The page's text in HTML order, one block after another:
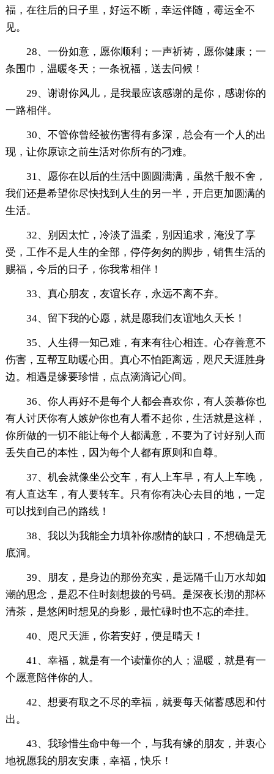
福，在往后的日子里，好运不断，幸运伴随，霉运全不
见。
28、一份如意，愿你顺利；一声祈祷，愿你健康；一
条围巾，温暖冬天；一条祝福，送去问候！
29、谢谢你风儿，是我最应该感谢的是你，感谢你的
一路相伴。
30、不管你曾经被伤害得有多深，总会有一个人的出
现，让你原谅之前生活对你所有的刁难。
31、愿你在以后的生活中圆圆满满，虽然千般不舍，
我们还是希望你尽快找到人生的另一半，开启更加圆满的
生活。
32、别因太忙，冷淡了温柔，别因追求，淹没了享
受，工作不是人生的全部，停停匆匆的脚步，销售生活的
赐福，今后的日子，你我常相伴！
33、真心朋友，友谊长存，永远不离不弃。
34、留下我的心愿，就是愿我们友谊地久天长！
35、人生得一知己难，有来有往心相连。心存善意不
伤害，互帮互助暖心田。真心不怕距离远，咫尺天涯胜身
边。相遇是缘要珍惜，点点滴滴记心间。
36、你人再好不是每个人都会喜欢你，有人羡慕你也
有人讨厌你有人嫉妒你也有人看不起你，生活就是这样，
你所做的一切不能让每个人都满意，不要为了讨好别人而
丢失自己的本性，因为每个人都有原则和自尊。
37、机会就像坐公交车，有人上车早，有人上车晚，
有人直达车，有人要转车。只有你有决心去目的地，一定
可以找到自己的路线！
38、我以为我能全力填补你感情的缺口，不想确是无
底洞。
39、朋友，是身边的那份充实，是远隔千山万水却如
潮的思念，是忍不住时刻想拨的号码。是深夜长沏的那杯
清茶，是悠闲时想见的身影，最忙碌时也不忘的牵挂。
40、咫尺天涯，你若安好，便是晴天！
41、幸福，就是有一个读懂你的人；温暖，就是有一
个愿意陪伴你的人。
42、想要有取之不尽的幸福，就要每天储蓄感恩和付
出。
43、我珍惜生命中每一个，与我有缘的朋友，并衷心
地祝愿我的朋友安康，幸福，快乐！